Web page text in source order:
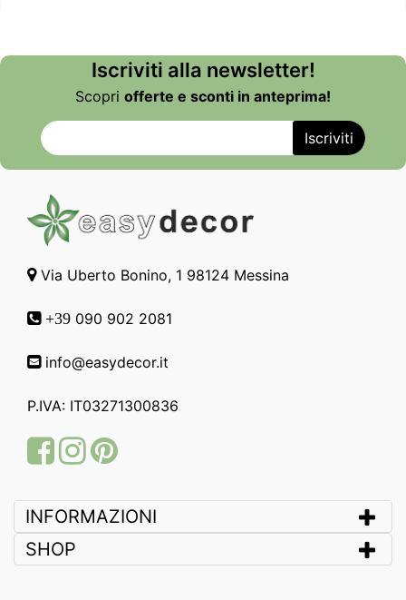
Iscriviti alla newsletter!
Scopri offerte e sconti in anteprima!
Via Uberto Bonino, 1 98124 Messina
+39 090 902 2081
info@easydecor.it
P.IVA: IT03271300836
FacebookInstagram
Pinterest
INFORMAZIONI
SHOP